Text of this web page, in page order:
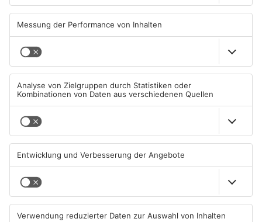
Schwimmbäder im
erhebliche Mängel auf
06.08.2026, 06:37 UHR IN
PRIMAVERALAND
06.08.2026, 06:34 UHR IN
PRIMAVERALAND